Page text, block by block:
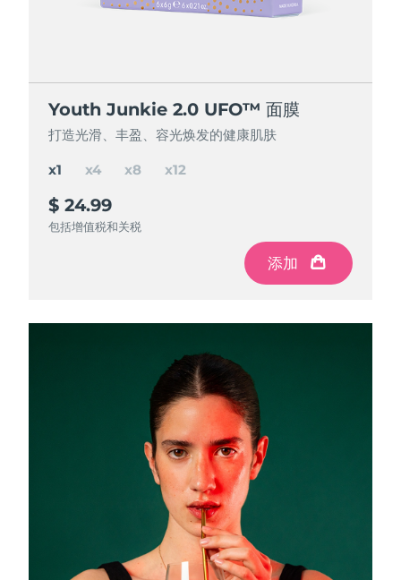
Youth Junkie 2.0 UFO™ 面膜
打造光滑、丰盈、容光焕发的健康肌肤
$ 24.99
包括增值税和关税
添加
Youth Junkie 2.0 UFO™ 面膜
打造光滑、丰盈、容光焕发的健康肌肤
$ 84.97
包括增值税和关税
添加
Youth Junkie 2.0 UFO™ 面膜
打造光滑、丰盈、容光焕发的健康肌肤
$ 150 $ 199.92
包括增值税和关税
添加
Youth Junkie 2.0 UFO™ 面膜
打造光滑、丰盈、容光焕发的健康肌肤
$ 195 $ 299.88
包括增值税和关税
添加
x1 x4 x8 x12